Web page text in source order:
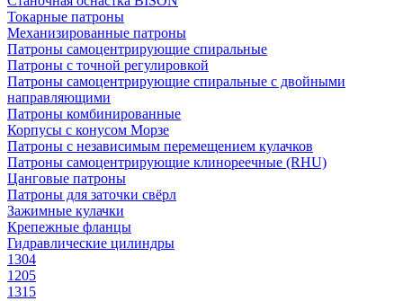
Токарные патроны
Механизированные патроны
Патроны самоцентрирующие спиральные
Патроны с точной регулировкой
Патроны самоцентрирующие спиральные с двойными
направляющими
Патроны комбинированные
Корпусы с конусом Морзе
Патроны с независимым перемещением кулачков
Патроны самоцентрирующие клинореечные (RHU)
Цанговые патроны
Патроны для заточки свёрл
Зажимные кулачки
Крепежные фланцы
Гидравлические цилиндры
1304
1205
1315